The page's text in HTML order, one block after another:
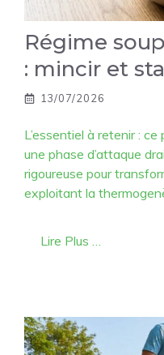
Régime
: mincir et
13/07/2026
L’essentiel à retenir :
une phase d’attaque
rigoureuse pour
exploitant la
Lire Plus …